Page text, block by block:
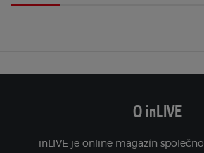
O inLIVE
inLIVE je online magazín